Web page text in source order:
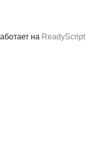
на ReadyScript